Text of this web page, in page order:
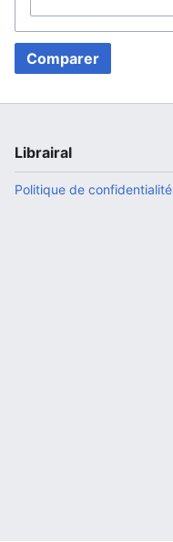
Comparer
Librairal
Politique de confidentialité